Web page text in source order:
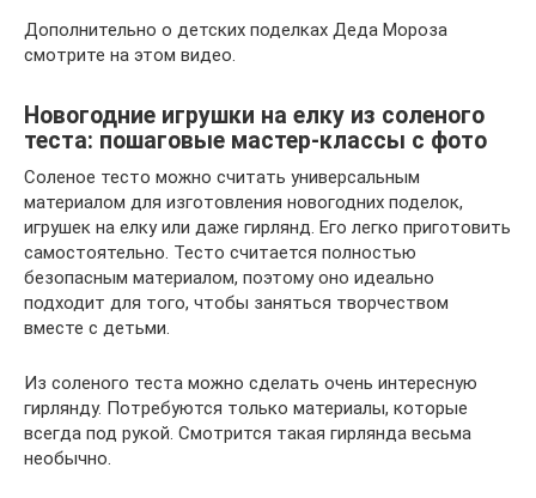
Дополнительно о детских поделках Деда Мороза
смотрите на этом видео.
Новогодние игрушки на елку из соленого
теста: пошаговые мастер-классы с фото
Соленое тесто можно считать универсальным
материалом для изготовления новогодних поделок,
игрушек на елку или даже гирлянд. Его легко приготовить
самостоятельно. Тесто считается полностью
безопасным материалом, поэтому оно идеально
подходит для того, чтобы заняться творчеством
вместе с детьми.
Из соленого теста можно сделать очень интересную
гирлянду. Потребуются только материалы, которые
всегда под рукой. Смотрится такая гирлянда весьма
необычно.